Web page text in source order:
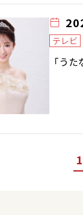
テレビ
「う
1